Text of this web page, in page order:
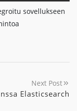
sovellukseen
Next Post
Elasticsearch